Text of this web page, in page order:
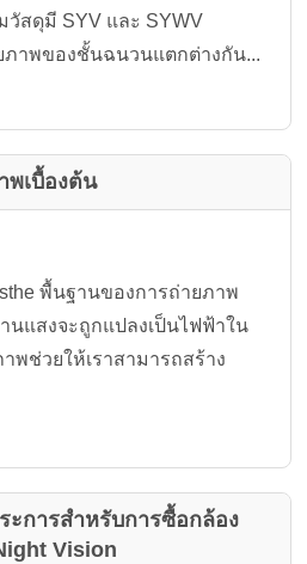
วัสดุมี SYV และ SYWV
ภาพของชั้นฉนวนแตกต่างกัน...
พเบื้องต้น
พื้นฐานของการถ่ายภาพ
นแสงจะถูกแปลงเป็นไฟฟ้าใน
ช่วยให้เราสามารถสร้าง
การสำหรับการซื้อกล้อง
Vision